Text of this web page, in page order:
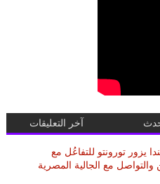
آخر التعليقات
يزور تورونتو للتفاعُل مع
والتواصل مع الجالية المصرية